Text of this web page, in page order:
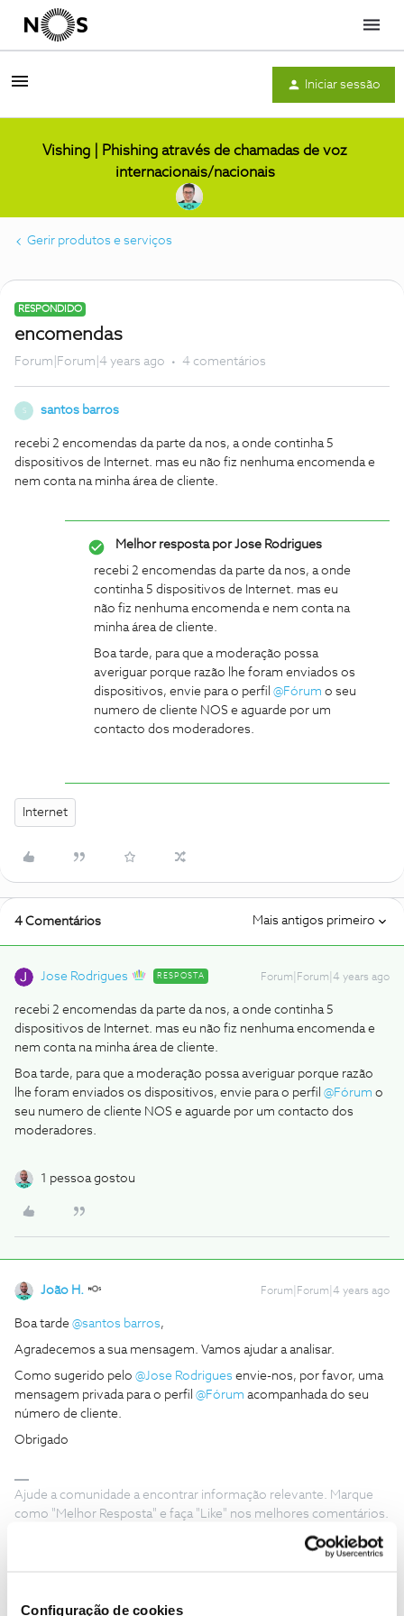
Configuração de cookies
Menu
Iniciar sessão
Vishing | Phishing através de chamadas de voz
internacionais/nacionais
Gerir produtos e serviços
RESPONDIDO
encomendas
Forum|Forum|4 years ago 4 comentários
S santos barros
recebi 2 encomendas da parte da nos, a onde continha 5
dispositivos de Internet. mas eu não fiz nenhuma encomenda e
nem conta na minha área de cliente.
Melhor resposta porJose Rodrigues
recebi 2 encomendas da parte da nos, a onde
continha 5 dispositivos de Internet. mas eu
não fiz nenhuma encomenda e nem conta na
minha área de cliente.
Boa tarde, para que a moderação possa
averiguar porque razão lhe foram enviados os
dispositivos, envie para o perfil @Fórum o seu
numero de cliente NOS e aguarde por um
contacto dos moderadores.
Internet
4 Comentários Mais antigos primeiro
Jose Rodrigues RESPOSTA Forum|Forum|4 years ago
recebi 2 encomendas da parte da nos, a onde continha 5
dispositivos de Internet. mas eu não fiz nenhuma encomenda e
nem conta na minha área de cliente.
Boa tarde, para que a moderação possa averiguar porque razão
lhe foram enviados os dispositivos, envie para o perfil @Fórum o
seu numero de cliente NOS e aguarde por um contacto dos
moderadores.
1 pessoa gostou
João H. Forum|Forum|4 years ago
Boa tarde @santos barros,
Agradecemos a sua mensagem. Vamos ajudar a analisar.
Como sugerido pelo @Jose Rodrigues envie-nos, por favor, uma
mensagem privada para o perfil @Fórum acompanhada do seu
número de cliente.
Obrigado
Ajude a comunidade a encontrar informação relevante. Marque
como "Melhor Resposta" e faça "Like" nos melhores comentários.
Siga os perfis da moderação, através da opção "Seguir", para estar